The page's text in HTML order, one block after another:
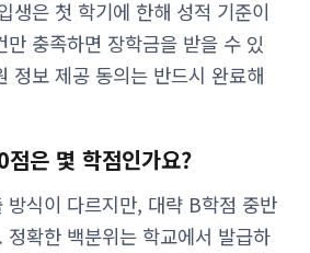
생은 첫 학기에 한해 성적 기준이
만 충족하면 장학금을 받을 수 있
정보 제공 동의는 반드시 완료해
점은 몇 학점인가요?
방식이 다르지만, 대략 B학점 중반
정확한 백분위는 학교에서 발급하